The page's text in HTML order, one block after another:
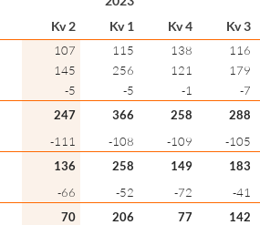
Kv 2 Kv 1 Kv 4 Kv 3
107 115 138 116
145 256 121 179
-5 -5 -1 -7
247 366 258 288
-111 -108 -109 -105
136 258 149 183
-66 -52 -72 -41
70 206 77 142